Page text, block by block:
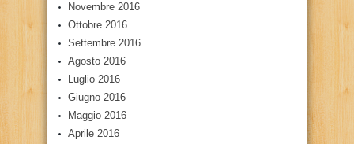
Novembre 2016
Ottobre 2016
Settembre 2016
Agosto 2016
Luglio 2016
Giugno 2016
Maggio 2016
Aprile 2016